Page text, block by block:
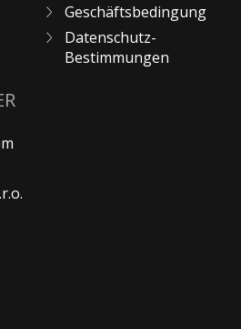
Geschäftsbedingung
Datenschutz-
Bestimmungen